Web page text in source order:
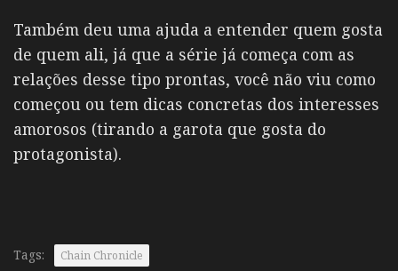
Também deu uma ajuda a entender quem gosta
de quem ali, já que a série já começa com as
relações desse tipo prontas, você não viu como
começou ou tem dicas concretas dos interesses
amorosos (tirando a garota que gosta do
protagonista).
Tags: Chain Chronicle